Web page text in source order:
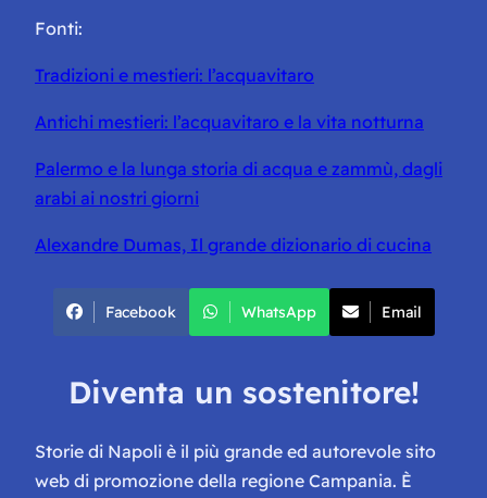
Fonti:
Tradizioni e mestieri: l’acquavitaro
Antichi mestieri: l’acquavitaro e la vita notturna
Palermo e la lunga storia di acqua e zammù, dagli
arabi ai nostri giorni
Alexandre Dumas, Il grande dizionario di cucina
Facebook WhatsApp Email
Diventa un sostenitore!
Storie di Napoli è il più grande ed autorevole sito
web di promozione della regione Campania. È